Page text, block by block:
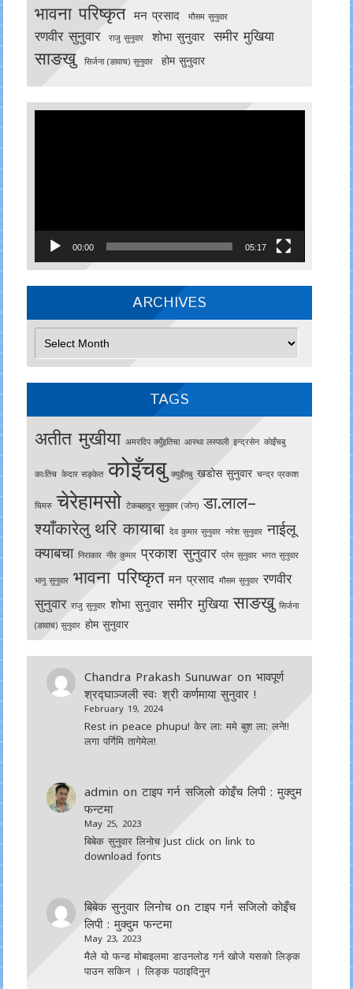
भावना परिष्कृत मन प्रसाद मौसम सुनुवार
रणवीर सुनुवार राजु सुनुवार शोभा सुनुवार समीर मुखिया
साङखु सिर्जना (ङावाच) सुनुवार होम सुनुवार
00:00 05:17
ARCHIVES
TAGS
अतीत मुखीया अमरदिप क्युँइतिचा आस्था लस्पाली इन्द्रसेन काेइँचबु
काःतिच केदार सङ्केत कोइँचबु क्युइँतबु खडोस सुनुवार चन्द्र प्रकाश
चिमरु चेरेहामसो टेकबहादुर सुनुवार (जोन) डा.लाल–
श्याँकारेलु थरि कायाबा देव कुमार सुनुवार नरेश सुनुवार नाईलू
क्याबचा निराकार नीर कुमार प्रकाश सुनुवार प्रेम सुनुवार भगत सुनुवार
भानु सुनुवार भावना परिष्कृत मन प्रसाद मौसम सुनुवार रणवीर
सुनुवार राजु सुनुवार शोभा सुनुवार समीर मुखिया साङखु सिर्जना
(ङावाच) सुनुवार होम सुनुवार
Chandra Prakash Sunuwar onभावपूर्ण
श्रद्घाञ्जली स्वः श्री कर्णमाया सुनुवार !
February 19, 2024
Rest in peace phupu! केर ला: ममे बुश ला: लने!!
लगा पर्गिमि तागेमेल!
admin onटाइप गर्न सजिलाे काेइँच लिपी : मुक्दुम
फन्टमा
May 25, 2023
बिबेक सुनुवार लिनोच Just click on link to
download fonts
बिबेक सुनुवार लिनोचonटाइप गर्न सजिलाे काेइँच
लिपी : मुक्दुम फन्टमा
May 23, 2023
मैले यो फन्ड मोबाइलमा डाउनल‍ोड गर्न खोजे यसको लिङ्क
पाउन सकिन । लिङ्क पठाइदिनुन